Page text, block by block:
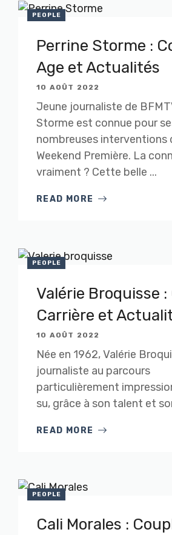
PEOPLE
Perrine Storme :
Age et Actualités
10 AOÛT 2022
Jeune journaliste de
Storme est connue pour
nombreuses interventions
Weekend Première. La
vraiment ? Cette belle ...
READ MORE
PEOPLE
Valérie Broquisse :
Carrière et
10 AOÛT 2022
Née en 1962, Valérie
journaliste au parcours
particulièrement
su, grâce à son talent et
READ MORE
PEOPLE
Cali Morales :